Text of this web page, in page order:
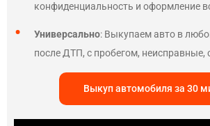
конфиденциальность и оформление
Универсально: Выкупаем авто в
после ДТП, с пробегом, неисправные,
Выкуп автомобиля за 30